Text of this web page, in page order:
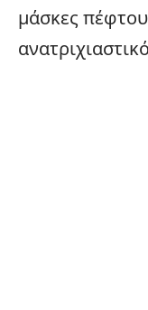
μάσκες